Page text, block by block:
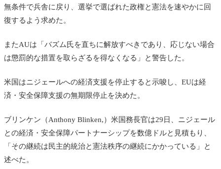
無条件で兵舎に戻り、選挙で選ばれた政権と憲法を速やかに回
復するよう求めた。
またAUは「バズム氏を直ちに解放すべきであり、応じない場合
は懲罰的な措置を取らざるを得なくなる」と警告した。
米国はニジェールへの経済支援を停止すると示唆し、EUは経
済・安全保障支援の無期限停止を決めた。
ブリンケン（Anthony Blinken,）米国務長官は29日、ニジェール
との経済・安全保障パートナーシップを数億ドルと見積もり、
「その継続は民主的統治と憲法秩序の継続にかかっている」と
述べた。